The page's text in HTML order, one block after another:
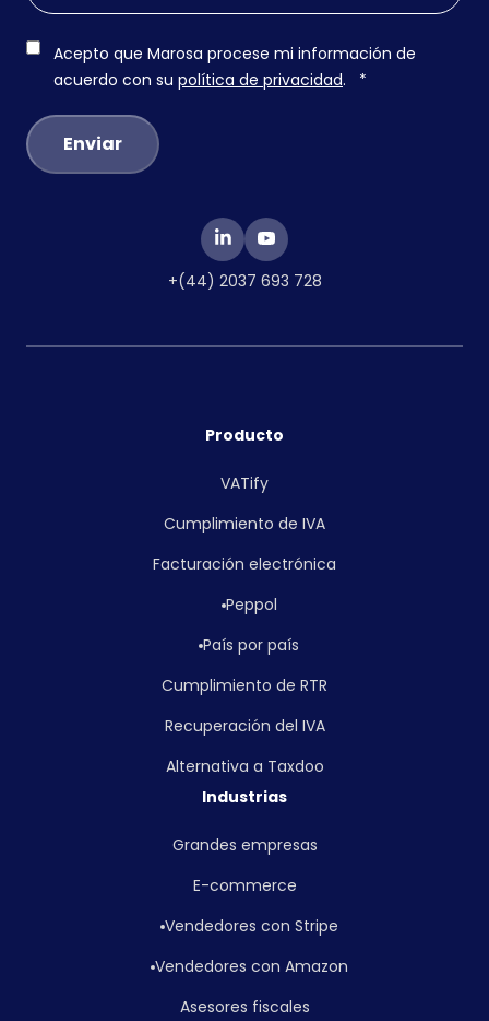
Acepto que Marosa procese mi información de
acuerdo con su política de privacidad. *
+(44) 2037 693 728
Producto
VATify
Cumplimiento de IVA
Facturación electrónica
Peppol
País por país
Cumplimiento de RTR
Recuperación del IVA
Alternativa a Taxdoo
Industrias
Grandes empresas
E-commerce
Vendedores con Stripe
Vendedores con Amazon
Asesores fiscales